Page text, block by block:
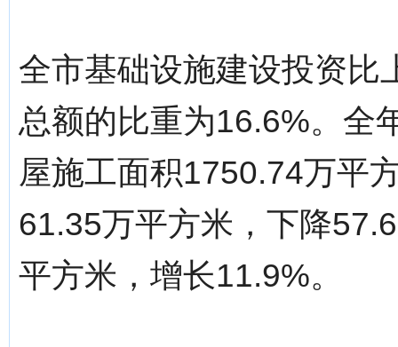
全市基础设施建设投资比
总额的比重为16.6%。全
屋施工面积1750.74万平
61.35万平方米，下降
平方米，增长11.9%。